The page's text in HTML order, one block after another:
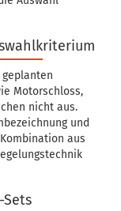
Motorschloss,
nicht aus.
und
aus
Sets